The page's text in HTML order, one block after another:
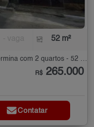
52 m²
Apartamento à Venda na Vila Guilhermina com 2 quartos - 52 m²
R$ 265.000
Contatar